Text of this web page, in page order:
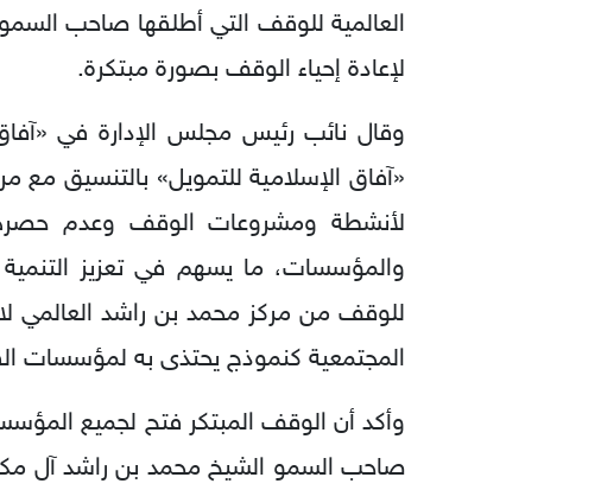
العالمية للوقف التي أطلقها صاحب
لإعادة إحياء الوقف بصورة مبتكرة.
وقال نائب رئيس مجلس الإدارة في
«آفاق الإسلامية للتمويل» بالتنسيق
لأنشطة ومشروعات الوقف وعدم حصرها
والمؤسسات، ما يسهم في تعزيز
للوقف من مركز محمد بن راشد العالمي
المجتمعية كنموذج يحتذى به لمؤسسات
وأكد أن الوقف المبتكر فتح لجميع
صاحب السمو الشيخ محمد بن راشد آل